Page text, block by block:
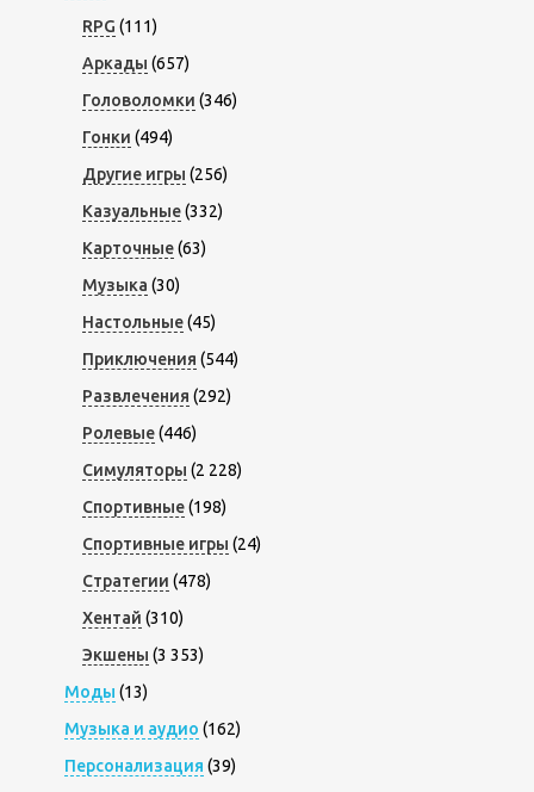
RPG (111)
Аркады (657)
Головоломки (346)
Гонки (494)
Другие игры (256)
Казуальные(332)
Карточные(63)
Музыка (30)
Настольные(45)
Приключения (544)
Развлечения (292)
Ролевые(446)
Симуляторы (2 228)
Спортивные(198)
Спортивные игры (24)
Стратегии (478)
Хентай (310)
Экшены (3 353)
Моды (13)
Музыка и аудио (162)
Персонализация (39)